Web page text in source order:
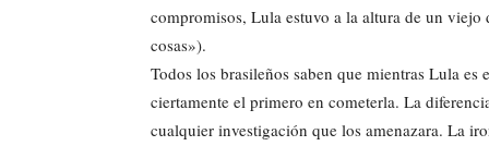
compromisos, Lula estuvo a la altura de un
cosas»).
Todos los brasileños saben que mientras Lula
ciertamente el primero en cometerla. La
cualquier investigación que los amenazara. La